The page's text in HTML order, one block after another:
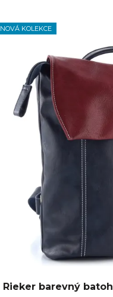
NOVÁ KOLEKCE
Rieker barevný batoh